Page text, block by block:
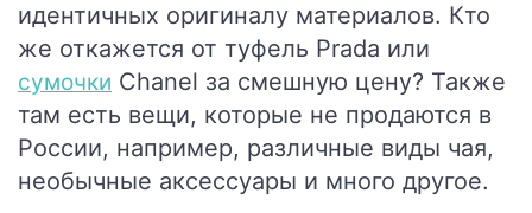
идентичных оригиналу материалов. Кто
же откажется от туфель Prada или
сумочки Chanel за смешную цену? Также
там есть вещи, которые не продаются в
России, например, различные виды чая,
необычные аксессуары и много другое.